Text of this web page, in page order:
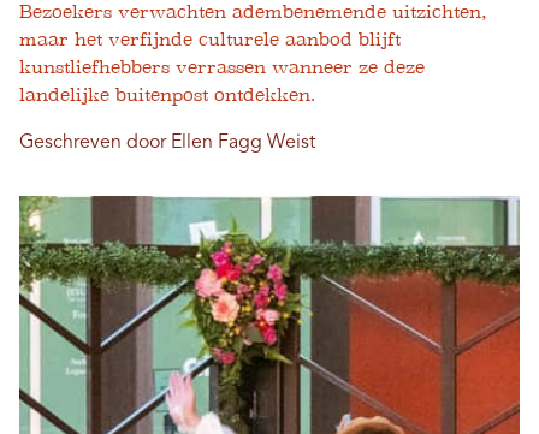
Bezoekers verwachten adembenemende uitzichten,
maar het verfijnde culturele aanbod blijft
kunstliefhebbers verrassen wanneer ze deze
landelijke buitenpost ontdekken.
Geschreven door Ellen Fagg Weist